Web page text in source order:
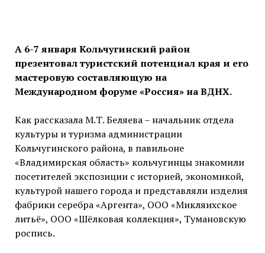
А 6-7 января Кольчугинский район
презентовал туристский потенциал края и его
мастеровую составляющую на
Международном форуме «Россия» на ВДНХ.
Как рассказала М.Т. Беляева – начальник отдела
культуры и туризма администрации
Кольчугинского района, в павильоне
«Владимирская область» кольчугинцы знакомили
посетителей экспозиции с историей, экономикой,
культурой нашего города и представляли изделия
фабрики серебра «Аргента», ООО «Микляихское
литьё», ООО «Шёлковая коллекция», Тумановскую
роспись.